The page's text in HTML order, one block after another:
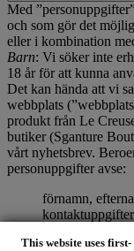
This website uses
Med
och som gör det
eller i kombination
Barn: Vi söker inte
18 år för att kunna
Det kan hända att vi
webbplats
produkt från Le
butiker (Sganture
vårt nyhetsbrev.
personuppgifter avse:
förnamn,
gästanvändare